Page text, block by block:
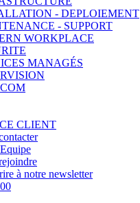
- DEPLOIEMENT
- SUPPORT
WORKPLACE
MANAGÉS
CLIENT
à notre newsletter